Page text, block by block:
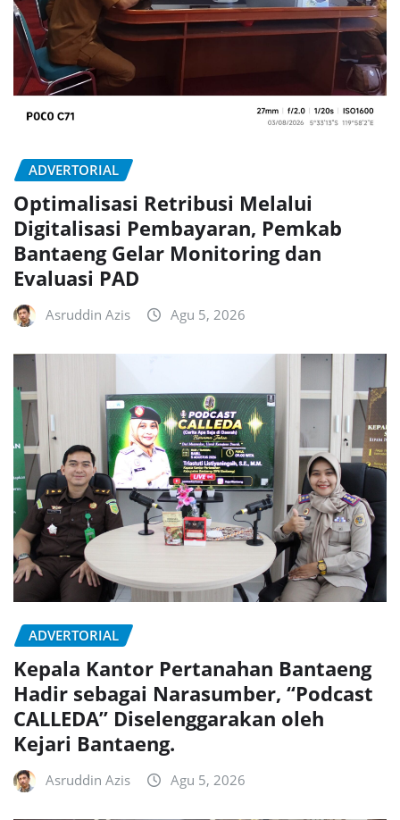
ADVERTORIAL
Optimalisasi Retribusi Melalui
Digitalisasi Pembayaran, Pemkab
Bantaeng Gelar Monitoring dan
Evaluasi PAD
Asruddin Azis Agu 5, 2026
ADVERTORIAL
Kepala Kantor Pertanahan Bantaeng
Hadir sebagai Narasumber, “Podcast
CALLEDA” Diselenggarakan oleh
Kejari Bantaeng.
Asruddin Azis Agu 5, 2026